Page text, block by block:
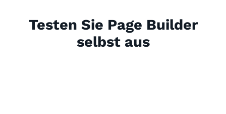
Testen Sie Page Builder
selbst aus